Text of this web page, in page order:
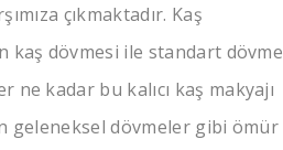
çıkmaktadır. Kaş
kaş dövmesi ile standart dövme
kadar bu kalıcı kaş makyajı
geleneksel dövmeler gibi ömür